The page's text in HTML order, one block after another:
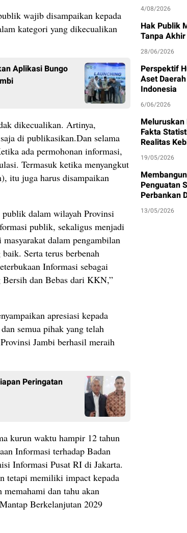
wajib disampaikan kepada
kategori yang dikecualikan
Aplikasi Bungo
dikecualikan. Artinya,
di publikasikan.Dan selama
ada permohonan informasi,
Termasuk ketika menyangkut
itu juga harus disampaikan
publik dalam wilayah Provinsi
publik, sekaligus menjadi
dalam pengambilan
Serta terus berbenah
Informasi sebagai
Bersih dan Bebas dari KKN,”
apresiasi kepada
semua pihak yang telah
Jambi berhasil meraih
Peringatan
kurun waktu hampir 12 tahun
Informasi terhadap Badan
Informasi Pusat RI di Jakarta.
tetapi memiliki impact kepada
dan tahu akan
Berkelanjutan 2029
4/08/2026
Hak Publik
Tanpa Akhir
28/06/2026
Perspektif
Aset
Indonesia
6/06/2026
Fakta
Realitas
19/05/2026
Penguatan
Perbankan
13/05/2026